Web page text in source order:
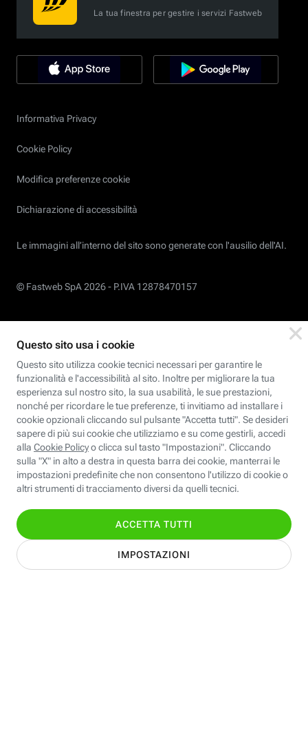
La tua finestra per gestire i servizi Fastweb
Informativa Privacy
Cookie Policy
Modifica preferenze cookie
Dichiarazione di accessibilità
Le immagini all’interno del sito sono generate con l'ausilio dell'AI.
© Fastweb SpA 2026 - P.IVA 12878470157